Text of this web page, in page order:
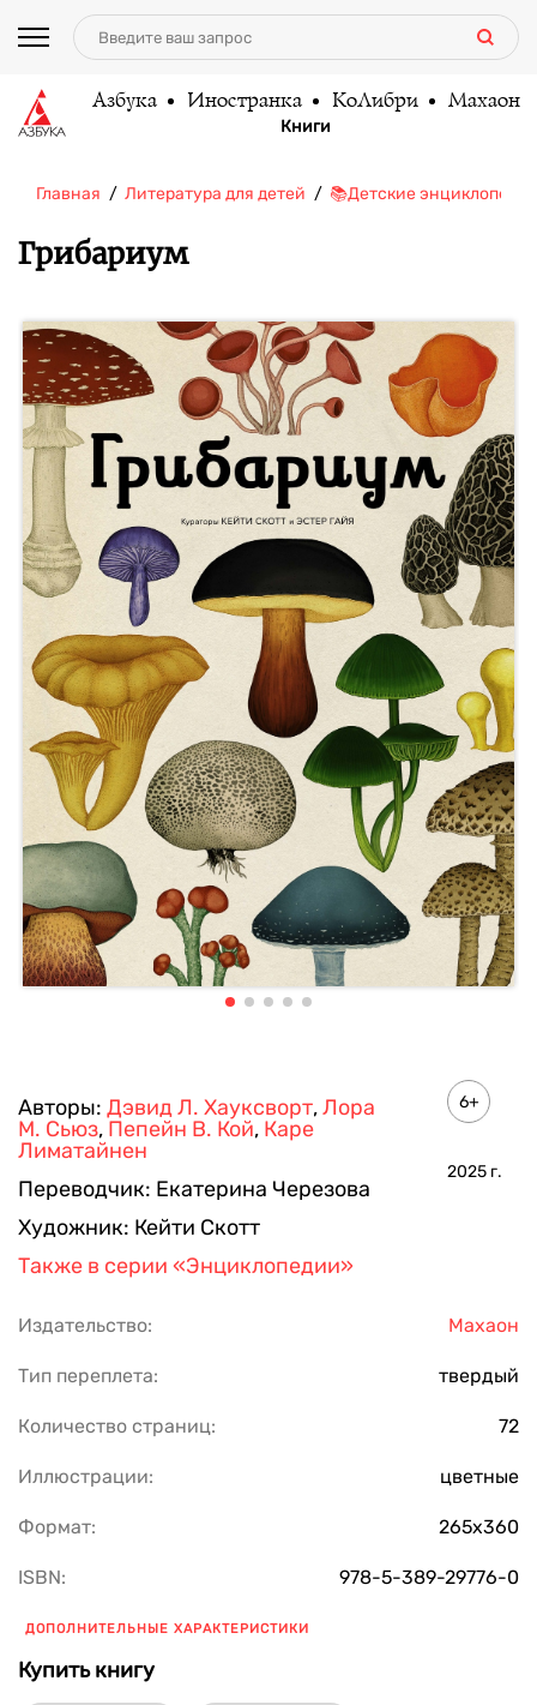
Азбука Иностранка КоЛибри Махаон
Книги
Главная Литература для детей 📚Детские
Грибариум
Авторы: Дэвид Л. Хауксворт,Лора
М. Сьюз, Пепейн В. Кой, Каре
Лиматайнен
Переводчик: Екатерина Черезова
Художник: Кейти Скотт
6+
2025 г.
Также в серии «Энциклопедии»
Издательство: Махаон
Тип переплета: твердый
Количество страниц: 72
Иллюстрации: цветные
Формат: 265х360
ISBN: 978-5-389-29776-0
ДОПОЛНИТЕЛЬНЫЕ ХАРАКТЕРИСТИКИ
Купить книгу